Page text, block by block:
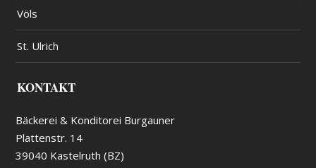
Völs
St. Ulrich
KONTAKT
Bäckerei & Konditorei Burgauner
Plattenstr. 14
39040 Kastelruth (BZ)